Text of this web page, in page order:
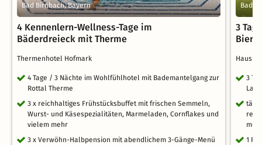
Bad Birnbach, Bayern
4 Kennenlern-Wellness-Tage im
Bäderdreieck mit Therme
Thermenhotel Hofmark
4 Tage / 3 Nächte im Wohlfühlhotel mit Bademantelgang zur
Rottal Therme
3 x reichhaltiges Frühstücksbuffet mit frischen Semmeln,
Wurst- und Käsespezialitäten, Marmeladen, Cornflakes und
vielem mehr
3 x Verwöhn-Halbpension mit abendlichem 3-Gänge-Menü
Bad
3
Haus
3
Lage
1 Fl.